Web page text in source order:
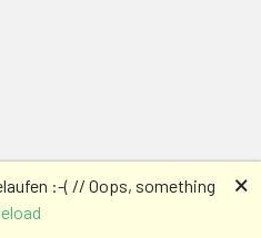
:-( // Oops, something
🗙